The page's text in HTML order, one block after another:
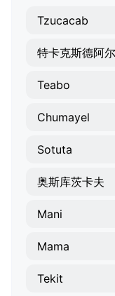
Tzucacab
特卡克斯德阿
Teabo
Chumayel
Sotuta
奥斯库茨卡夫
Mani
Mama
Tekit